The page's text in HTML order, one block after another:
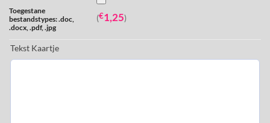
Toegestane
bestandstypes: .doc,
.docx, .pdf, .jpg
(€1,25)
Tekst Kaartje